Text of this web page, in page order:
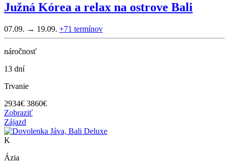
Južná Kórea a relax na ostrove Bali
07.09. → 19.09. +71 termínov
náročnosť
13 dní
Trvanie
2934€ 3860€
Zobraziť
Zájazd
K
Ázia